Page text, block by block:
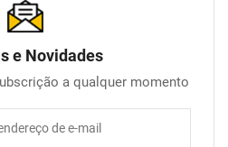
e Novidades
a qualquer momento